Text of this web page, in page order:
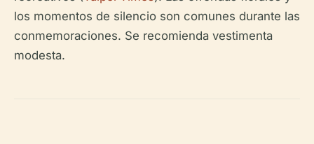
los momentos de silencio son comunes durante las
conmemoraciones. Se recomienda vestimenta
modesta.